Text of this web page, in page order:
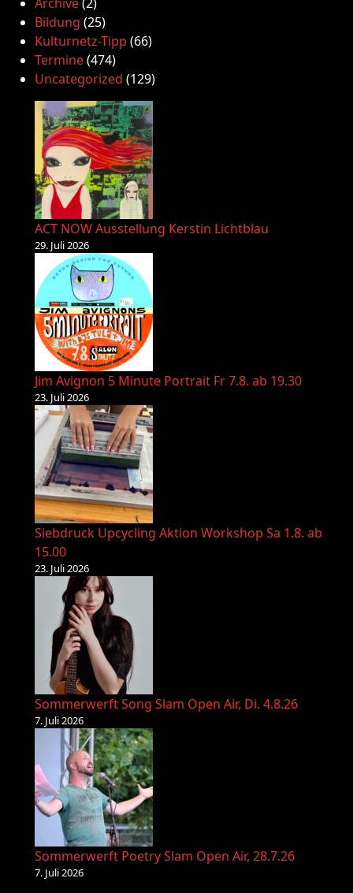
Bildung (25)
Kulturnetz-Tipp (66)
Termine(474)
Uncategorized (129)
ACT NOW Ausstellung Kerstin Lichtblau
29. Juli 2026
Jim Avignon 5 Minute Portrait Fr 7.8. ab 19.30
23. Juli 2026
Siebdruck Upcycling Aktion Workshop Sa 1.8. ab
15.00
23. Juli 2026
Sommerwerft Song Slam Open Air, Di. 4.8.26
7. Juli 2026
Sommerwerft Poetry Slam Open Air, 28.7.26
7. Juli 2026